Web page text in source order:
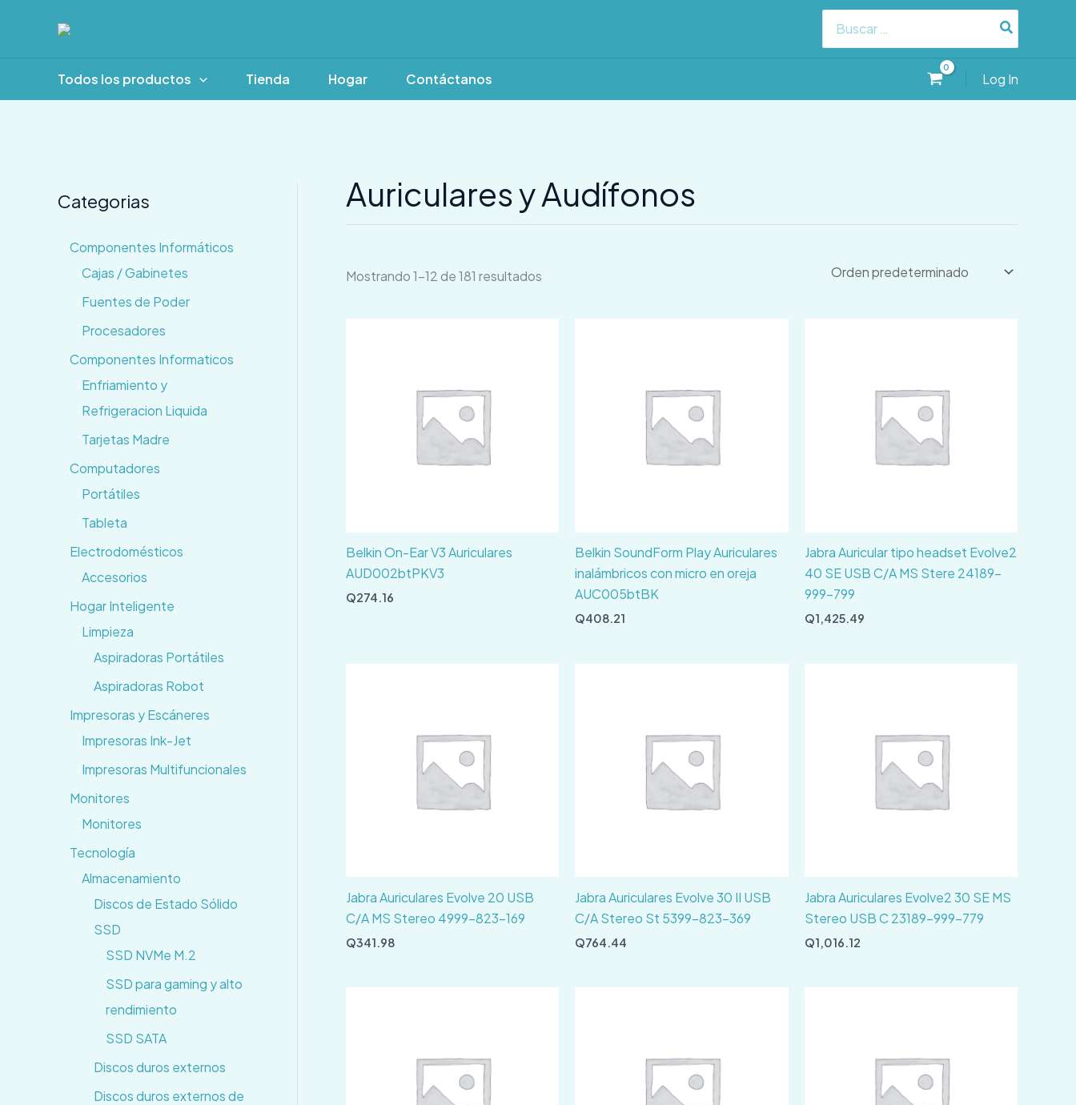
for:
Todos los productos Tienda Hogar Contáctanos Log In
Categorias
Componentes Informáticos
Cajas / Gabinetes
Fuentes de Poder
Procesadores
Componentes Informaticos
Enfriamiento y
Refrigeracion Liquida
Tarjetas Madre
Computadores
Portátiles
Tableta
Electrodomésticos
Accesorios
Hogar Inteligente
Limpieza
Aspiradoras Portátiles
Aspiradoras Robot
Impresoras y Escáneres
Impresoras Ink-Jet
Impresoras Multifuncionales
Monitores
Monitores
Tecnología
Almacenamiento
Discos de Estado Sólido
SSD
SSD NVMe M.2
SSD para gaming y alto
rendimiento
SSD SATA
Discos duros externos
Discos duros externos de
Auriculares y Audífonos
Mostrando 1–12 de 181 resultados
Belkin On-Ear V3 Auriculares
AUD002btPKV3
Q274.16
Belkin SoundForm Play Auriculares
inalámbricos con micro en oreja
AUC005btBK
Q408.21
Jabra Auricular tipo headset Evolve2
40 SE USB C/A MS Stere 24189-
999-799
Q1,425.49
Jabra Auriculares Evolve 20 USB
C/A MS Stereo 4999-823-169
Q341.98
Jabra Auriculares Evolve 30 II USB
C/A Stereo St 5399-823-369
Q764.44
Jabra Auriculares Evolve2 30 SE MS
Stereo USB C 23189-999-779
Q1,016.12